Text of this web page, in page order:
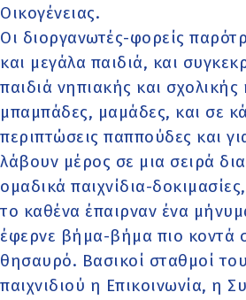
Οικογένειας.
Οι διοργανωτές-φορείς
και μεγάλα παιδιά, και
παιδιά νηπιακής και σχολικής
μπαμπάδες, μαμάδες, και σε
περιπτώσεις παππούδες και
λάβουν μέρος σε μια σειρά
ομαδικά παιχνίδια-
το καθένα έπαιρναν ένα
έφερνε βήμα-βήμα πιο κοντά
θησαυρό. Βασικοί σταθμοί του
παιχνιδιού η Επικοινωνία, η